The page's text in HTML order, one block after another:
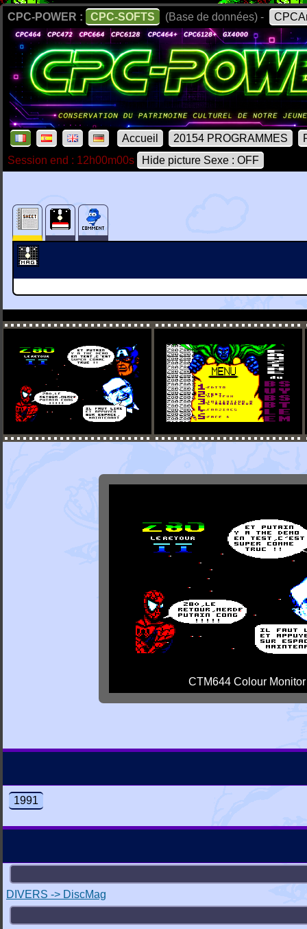
CPC-POWER : CPC-SOFTS (Base de données) -
Accueil 20154 PROGRAMMES
Session end : 12h00m00s
Hide picture Sexe : OFF
CTM644 Colour Monitor
1991
DIVERS -> DiscMag